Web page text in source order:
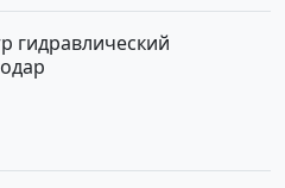
гидравлический